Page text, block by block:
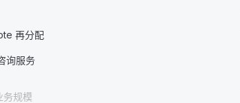
再分配
询服务
务规模